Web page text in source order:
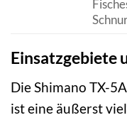
Einsatzgebiete
Die Shimano TX-
ist eine äußerst